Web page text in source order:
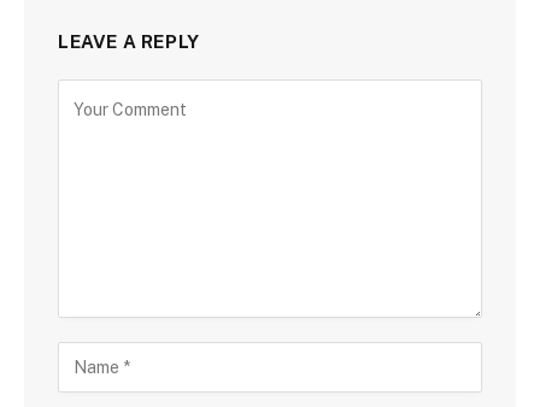
LEAVE A REPLY